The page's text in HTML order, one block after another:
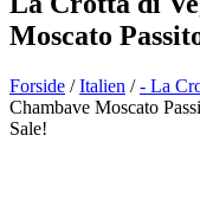
Moscato
Forside /Italien /- La
Chambave Moscato
Sale!